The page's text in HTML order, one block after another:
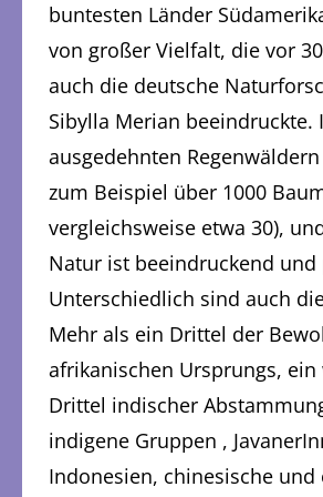
buntesten Länder
von großer Vielfalt, die vor
auch die deutsche
Sibylla Merian beeindruckte.
ausgedehnten
zum Beispiel über 1000
vergleichsweise etwa 30),
Natur ist beeindruckend und
Unterschiedlich sind auch
Mehr als ein Drittel der
afrikanischen Ursprungs, ein
Drittel indischer
indigene Gruppen ,
Indonesien, chinesische und